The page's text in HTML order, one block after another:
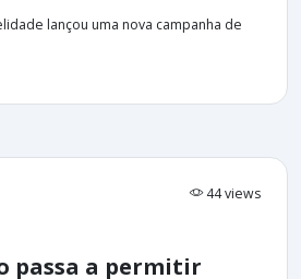
lançou uma nova campanha de
44 views
passa a permitir